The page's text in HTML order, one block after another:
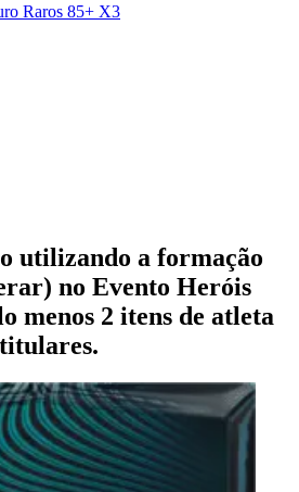
Raros 85+ X3
utilizando a formação
no Evento Heróis
menos 2 itens de atleta